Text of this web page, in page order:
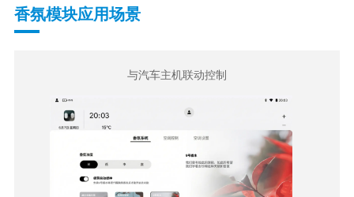
香氛模块应用场景
与汽车主机联动控制